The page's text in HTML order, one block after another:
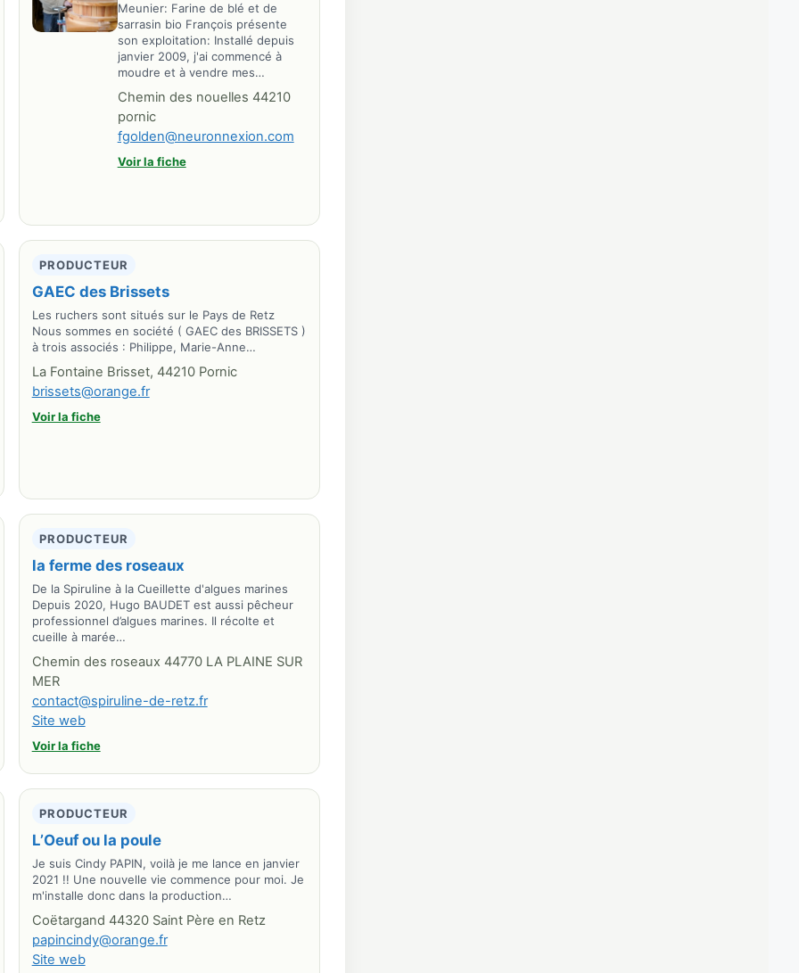
Meunier: Farine de blé et de
sarrasin bio François présente
son exploitation: Installé depuis
janvier 2009, j'ai commencé à
moudre et à vendre mes…
Chemin des nouelles 44210
pornic
fgolden@neuronnexion.com
Voir la fiche
PRODUCTEUR
GAEC des Brissets
Les ruchers sont situés sur le Pays de Retz
Nous sommes en société ( GAEC des BRISSETS )
à trois associés : Philippe, Marie-Anne…
La Fontaine Brisset, 44210 Pornic
brissets@orange.fr
Voir la fiche
PRODUCTEUR
la ferme des roseaux
De la Spiruline à la Cueillette d'algues marines
Depuis 2020, Hugo BAUDET est aussi pêcheur
professionnel d’algues marines. Il récolte et
cueille à marée…
Chemin des roseaux 44770 LA PLAINE SUR
MER
contact@spiruline-de-retz.fr
Site web
Voir la fiche
PRODUCTEUR
L’Oeuf ou la poule
Je suis Cindy PAPIN, voilà je me lance en janvier
2021 !! Une nouvelle vie commence pour moi. Je
m'installe donc dans la production…
Coëtargand 44320 Saint Père en Retz
papincindy@orange.fr
Site web